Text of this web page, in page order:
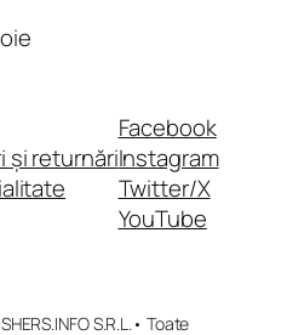
și returnări
Facebook
Instagram
Twitter/X
YouTube
S.R.L.• Toate